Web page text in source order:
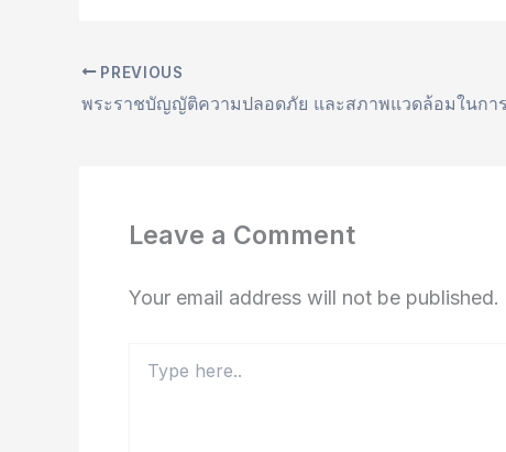
PREVIOUS
Leave a Comment
Your email address will not be published.
here..